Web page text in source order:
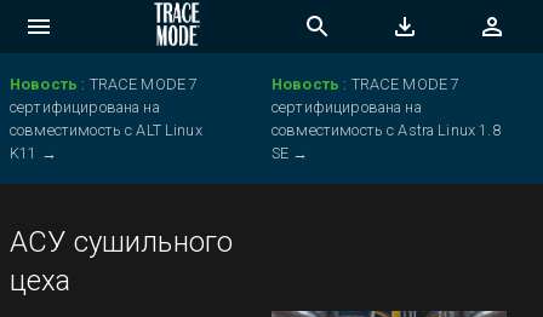
Новость : TRACE MODE 7
сертифицирована на
совместимость с ALT Linux
K11 →
Новость : TRACE MODE 7
сертифицирована на
совместимость с Astra Linux 1.8
SE →
АСУ сушильного
цеха